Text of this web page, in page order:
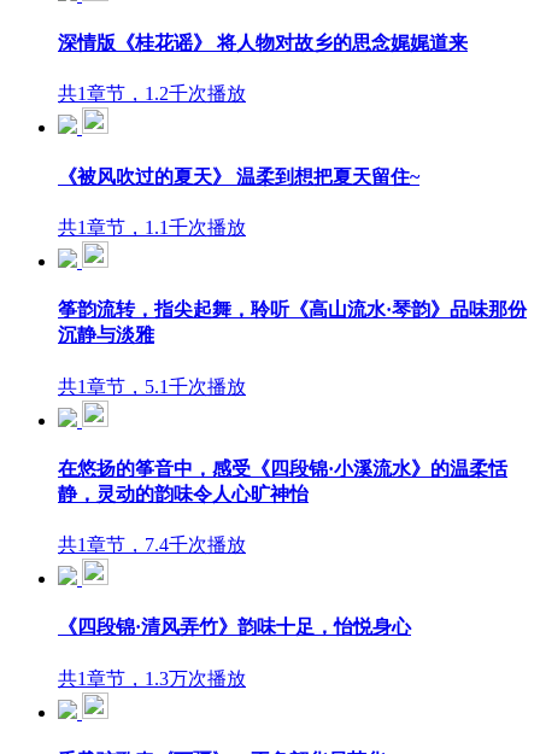
深情版《桂花谣》 将人物对故乡的思念娓娓道来
共1章节，1.2千次播放
《被风吹过的夏天》 温柔到想把夏天留住~
共1章节，1.1千次播放
筝韵流转，指尖起舞，聆听《高山流水·琴韵》品味那份
沉静与淡雅
共1章节，5.1千次播放
在悠扬的筝音中，感受《四段锦·小溪流水》的温柔恬
静，灵动的韵味令人心旷神怡
共1章节，7.4千次播放
《四段锦·清风弄竹》韵味十足，怡悦身心
共1章节，1.3万次播放